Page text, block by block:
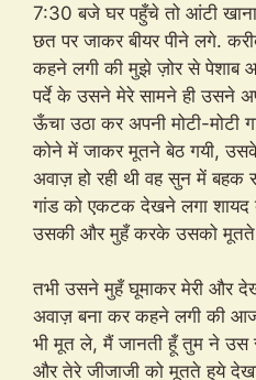
7:30 बजे घर पहुँचे तो आंटी
छत पर जाकर बीयर पीने लगे.
कहने लगी की मुझे ज़ोर से पेशाब आ
पर्दे के उसने मेरे सामने ही उसने
ऊँचा उठा कर अपनी मोटी-मोटी
कोने में जाकर मूतने बेठ गयी,
अवाज़ हो रही थी वह सुन में बहक
गांड को एकटक देखने लगा शायद
उसकी और मुहँ करके उसको मूतते
तभी उसने मुहँ घूमाकर मेरी और
अवाज़ बना कर कहने लगी की
भी मूत ले, मैं जानती हूँ तुम ने उस
और तेरे जीजाजी को मूतते हुये